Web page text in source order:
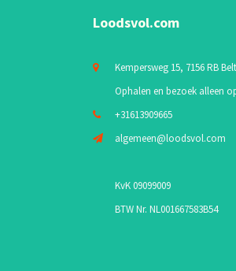
Loodsvol.com
Kempersweg 15, 7156 RB
Ophalen en bezoek alleen
+31613909665
algemeen@loodsvol.com
KvK 09099009
BTW Nr. NL001667583B54